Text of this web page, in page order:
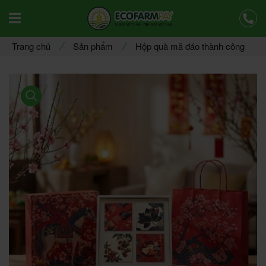
Offcanvas Menu Mobile Open
Trang chủ Sản phẩm Hộp quà mã đáo thành công
product view